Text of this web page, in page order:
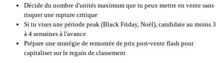
Décide du nombre d'unités maximum que tu peux mettre en vente sans
risquer une rupture critique
Si tu vises une période peak (Black Friday, Noël), candidate au moins 3
à 4 semaines à l'avance
Prépare une stratégie de remontée de prix post-vente flash pour
capitaliser sur le regain de classement